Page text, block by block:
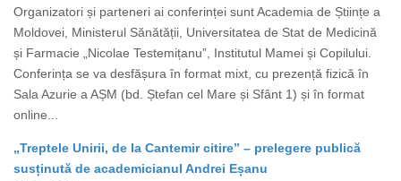
Organizatori și parteneri ai conferinței sunt Academia de Științe a
Moldovei, Ministerul Sănătății, Universitatea de Stat de Medicină
și Farmacie „Nicolae Testemițanu”, Institutul Mamei și Copilului.
Conferința se va desfășura în format mixt, cu prezență fizică în
Sala Azurie a AȘM (bd. Ștefan cel Mare și Sfânt 1) și în format
online...
„Treptele Unirii, de la Cantemir citire” – prelegere publică
susținută de academicianul Andrei Eșanu